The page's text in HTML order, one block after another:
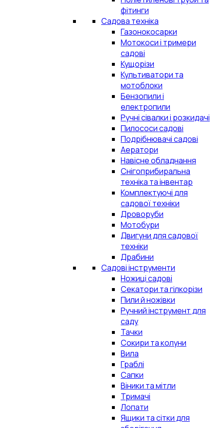
фітинги
Садова техніка
Газонокосарки
Мотокоси і тримери
садові
Кущорізи
Культиватори та
мотоблоки
Бензопили і
електропили
Ручні сівалки і розкидачі
Пилососи садові
Подрібнювачі садові
Аератори
Навісне обладнання
Снігоприбиральна
техніка та інвентар
Комплектуючі для
садової техніки
Дроворуби
Мотобури
Двигуни для садової
техніки
Драбини
Садові інструменти
Ножиці садові
Секатори та гілкорізи
Пили й ножівки
Ручний інструмент для
саду
Тачки
Сокири та колуни
Вила
Граблі
Сапки
Віники та мітли
Тримачі
Лопати
Ящики та сітки для